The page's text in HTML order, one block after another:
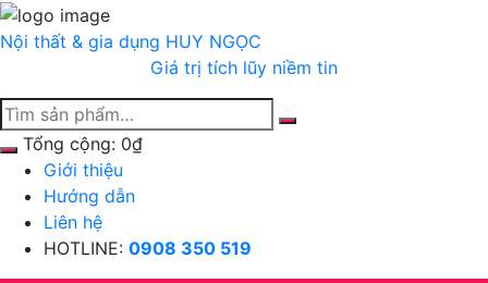
Chuyển
tới
Nội thất & gia dụng HUY NGỌC
Giá trị tích lũy niềm tin
Tổng cộng: 0₫
Giới thiệu
Hướng dẫn
Liên hệ
HOTLINE: 0908 350 519